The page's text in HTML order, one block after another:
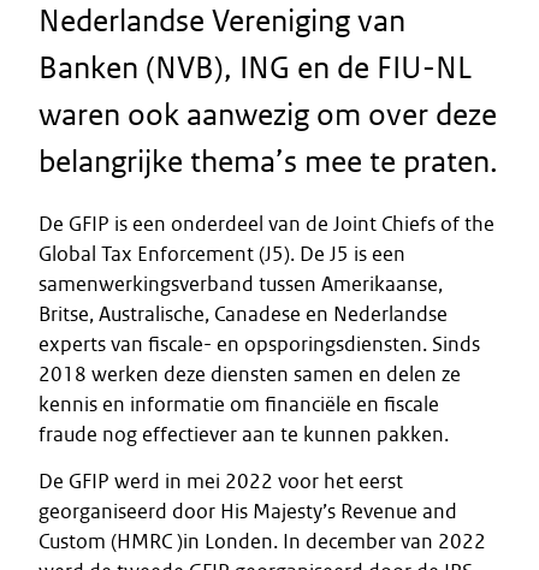
Nederlandse Vereniging van
Banken (NVB), ING en de FIU-NL
waren ook aanwezig om over deze
belangrijke thema’s mee te praten.
De GFIP is een onderdeel van de Joint Chiefs of the
Global Tax Enforcement (J5). De J5 is een
samenwerkingsverband tussen Amerikaanse,
Britse, Australische, Canadese en Nederlandse
experts van fiscale- en opsporingsdiensten. Sinds
2018 werken deze diensten samen en delen ze
kennis en informatie om financiële en fiscale
fraude nog effectiever aan te kunnen pakken.
De GFIP werd in mei 2022 voor het eerst
georganiseerd door His Majesty’s Revenue and
Custom (HMRC )in Londen. In december van 2022